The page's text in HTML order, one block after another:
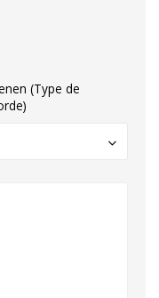
(Type de